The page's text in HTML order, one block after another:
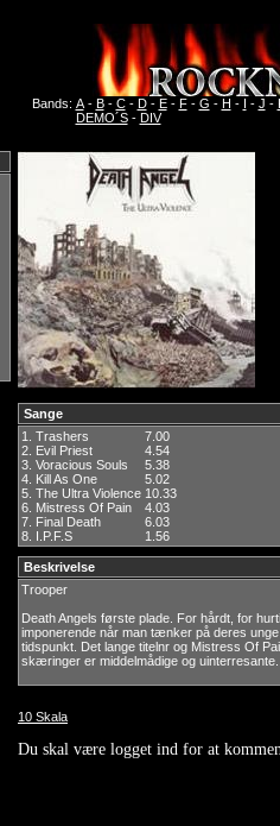
Bands: A- B- C- D- E- F- G - H - I - J -
DEMO´S- DIV
Sange
1. Trashers
7.00
2. Evil Priest
4.54
3. Voracious Souls
5.38
4. Kill As One
5.02
5. The Ultra Violence 10.33
6. Mistress Of Pain
4.03
7. Final Death
6.03
8. I.P.F.S 1.56
Beskrivelse
Trooper
Death Angels første plade. For hårdt, for
imponerende når man tænker på deres
tidspunkt. Det lange titelnr og Mistress Of
skæringer er middelmådige og uinterresante.
10 Skala
Du skal være logget ind for at